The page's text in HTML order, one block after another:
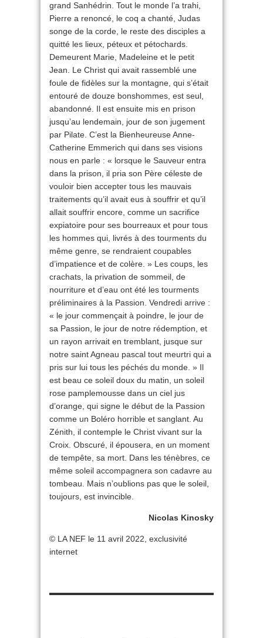
grand Sanhédrin. Tout le monde l’a trahi,
Pierre a renoncé, le coq a chanté, Judas
songe de la corde, le reste des disciples a
quitté les lieux, péteux et pétochards.
Demeurent Marie, Madeleine et le petit
Jean. Le Christ qui avait rassemblé une
foule de fidèles sur la montagne, qui s’était
entouré de douze bonshommes, est seul,
abandonné. Il est ensuite mis en prison
jusqu’au lendemain, jour de son jugement
par Pilate. C’est la Bienheureuse Anne-
Catherine Emmerich qui dans ses visions
nous en parle : « lorsque le Sauveur entra
dans la prison, il pria son Père céleste de
vouloir bien accepter tous les mauvais
traitements qu’il avait eus à souffrir et qu’il
allait souffrir encore, comme un sacrifice
expiatoire pour ses bourreaux et pour tous
les hommes qui, livrés à des tourments du
même genre, se rendraient coupables
d’impatience et de colère. » Les coups, les
crachats, la privation de sommeil, de
nourriture et d’eau ont été les tourments
préliminaires à la Passion. Vendredi arrive :
« le jour commençait à poindre, le jour de
sa Passion, le jour de notre rédemption, et
un rayon arrivait en tremblant, jusque sur
notre saint Agneau pascal tout meurtri qui a
pris sur lui tous les péchés du monde. » Il
est beau ce soleil doux du matin, un soleil
rose pamplemousse dans un ciel jus
d’orange, qui signe le début de la Passion
comme un Boléro horrible et sanglant. Au
Zénith, il contemple le Christ vivant sur la
Croix. Obscuré, il épousera, en un moment
de tempête, sa mort. Dans les ténèbres, ce
même soleil accompagnera son cadavre au
tombeau. Mais n’oublions pas que le soleil,
toujours, est invincible.
Nicolas Kinosky
© LA NEF le 11 avril 2022, exclusivité
internet